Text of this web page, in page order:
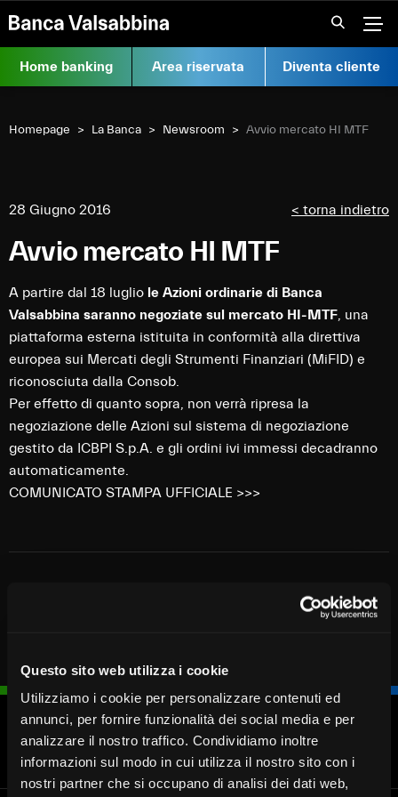
Questo sito web utilizza i cookie
Utilizziamo i cookie per personalizzare contenuti ed
annunci, per fornire funzionalità dei social media e per
analizzare il nostro traffico. Condividiamo inoltre
informazioni sul modo in cui utilizza il nostro sito con i
nostri partner che si occupano di analisi dei dati web,
Home banking Area riservata Diventa cliente
Homepage La Banca Newsroom Current:
Avvio mercato HI MTF
28 Giugno 2016 < torna indietro
Avvio mercato HI MTF
A partire dal 18 luglio le Azioni ordinarie di Banca
Valsabbina saranno negoziate sul mercato HI-MTF , una
piattaforma esterna istituita in conformità alla direttiva
europea sui Mercati degli Strumenti Finanziari (MiFID) e
riconosciuta dalla Consob.
Per effetto di quanto sopra, non verrà ripresa la
negoziazione delle Azioni sul sistema di negoziazione
gestito da ICBPI S.p.A. e gli ordini ivi immessi decadranno
automaticamente.
COMUNICATO STAMPA UFFICIALE >>>
Blocca
carta
Fissa un
appuntamento
Cerca
Filiale
030 37231